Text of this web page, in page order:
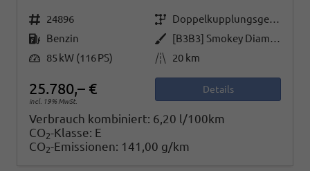
Fahrzeugnr. 24896 Getriebe
Doppelkupplungsgetriebe (DSG)
Kraftstoff Benzin Außenfarbe
[B3B3] Smokey Diamond-Silber Metallic
Leistung 85 kW (116 PS) Kilometerstand 20 km
25.780,– €
incl. 19% MwSt.
Details
Verbrauch kombiniert: 6,20 l/100km
CO2-Klasse: E
CO2-Emissionen: 141,00 g/km